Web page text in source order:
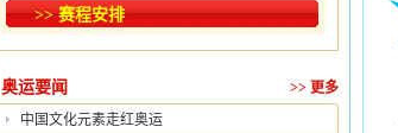
>> 赛程安排
奥运要闻 >> 更多
中国文化元素走红奥运